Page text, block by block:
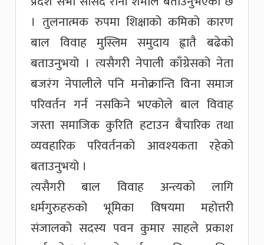
। तुलनात्मक रुपमा शिक्षाको कमिको कारण
बाल विवाह मुस्लिम समुदाय ह्वातै बढेको
बताउनुभयो । त्यसैगरी नेपाली काँग्रेसको नेता
बजरंग नेपालीले पनि मनोक्रान्ति विना समाज
परिवर्तन गर्न नसकिने भएकोले बाल विवाह
जस्ता समाजिक कुरिति हटाउन बैचारिक तथा
व्यवहारिक परिवर्तनको आवश्यकता रहेको
बताउनुभयो ।
त्यसैगरी बाल विवाह अन्त्यको लागि
धर्मगुरुहरुको भूमिका विषयमा महोत्तरी
संजालको सदस्य पवन कुमार साहले प्रकाश